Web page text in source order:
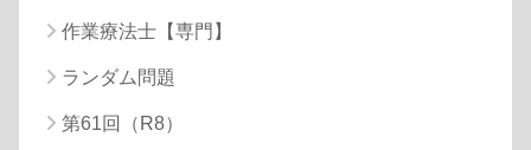
作業療法士【専門】
ランダム問題
第61回（R8）